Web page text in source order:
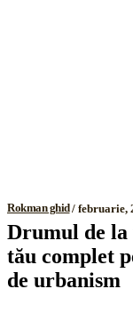
Rokman ghid februarie,
Drumul de
tău complet
de urbanism